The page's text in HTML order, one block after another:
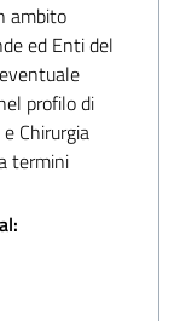
ambito
ed Enti del
profilo di
Chirurgia
termini
al: